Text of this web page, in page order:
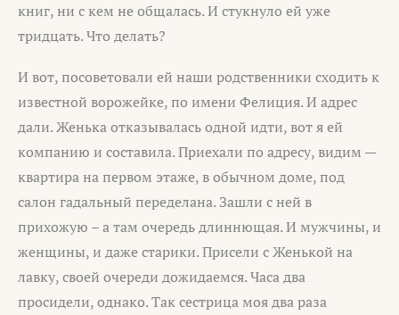
книг, ни с кем не общалась. И стукнуло ей уже
тридцать. Что делать?
И вот, посоветовали ей наши родственники сходить к
известной ворожейке, по имени Фелиция. И адрес
дали. Женька отказывалась одной идти, вот я ей
компанию и составила. Приехали по адресу, видим —
квартира на первом этаже, в обычном доме, под
салон гадальный переделана. Зашли с ней в
прихожую – а там очередь длиннющая. И мужчины, и
женщины, и даже старики. Присели с Женькой на
лавку, своей очереди дожидаемся. Часа два
просидели, однако. Так сестрица моя два раза